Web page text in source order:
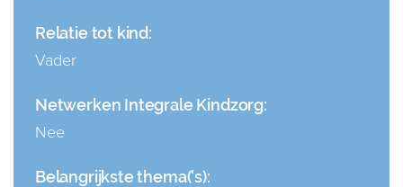
Relatie tot kind:
Vader
Netwerken Integrale Kindzorg:
Nee
Belangrijkste thema('s):